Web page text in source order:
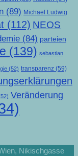
(89) Michael Ludwig
(112) NEOS
(84) parteien
(139) sebastian
(52) transparenz (59)
Veränderung
Nikischgasse